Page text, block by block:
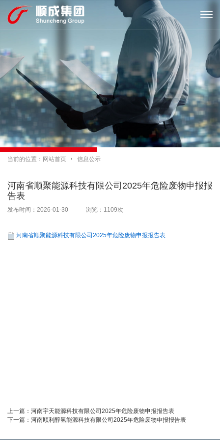

当前的位置： 网站首页  信息公示
河南省顺聚能源科技有限公司2025年危险废物申报报
告表
发布时间：2026-01-30 浏览：1109次
河南省顺聚能源科技有限公司2025年危险废物申报报告表
上一篇： 河南宇天能源科技有限公司2025年危险废物申报报告表
下一篇： 河南顺利醇氢能源科技有限公司2025年危险废物申报报告表